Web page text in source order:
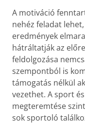
A motiváció
nehéz feladat
eredmények
hátráltatják az
feldolgozása
szempontból is
támogatás nélkül
vezethet. A sport
megteremtése
sok sportoló